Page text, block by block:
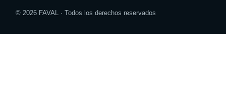
© 2026 FAVAL · Todos los derechos reservados